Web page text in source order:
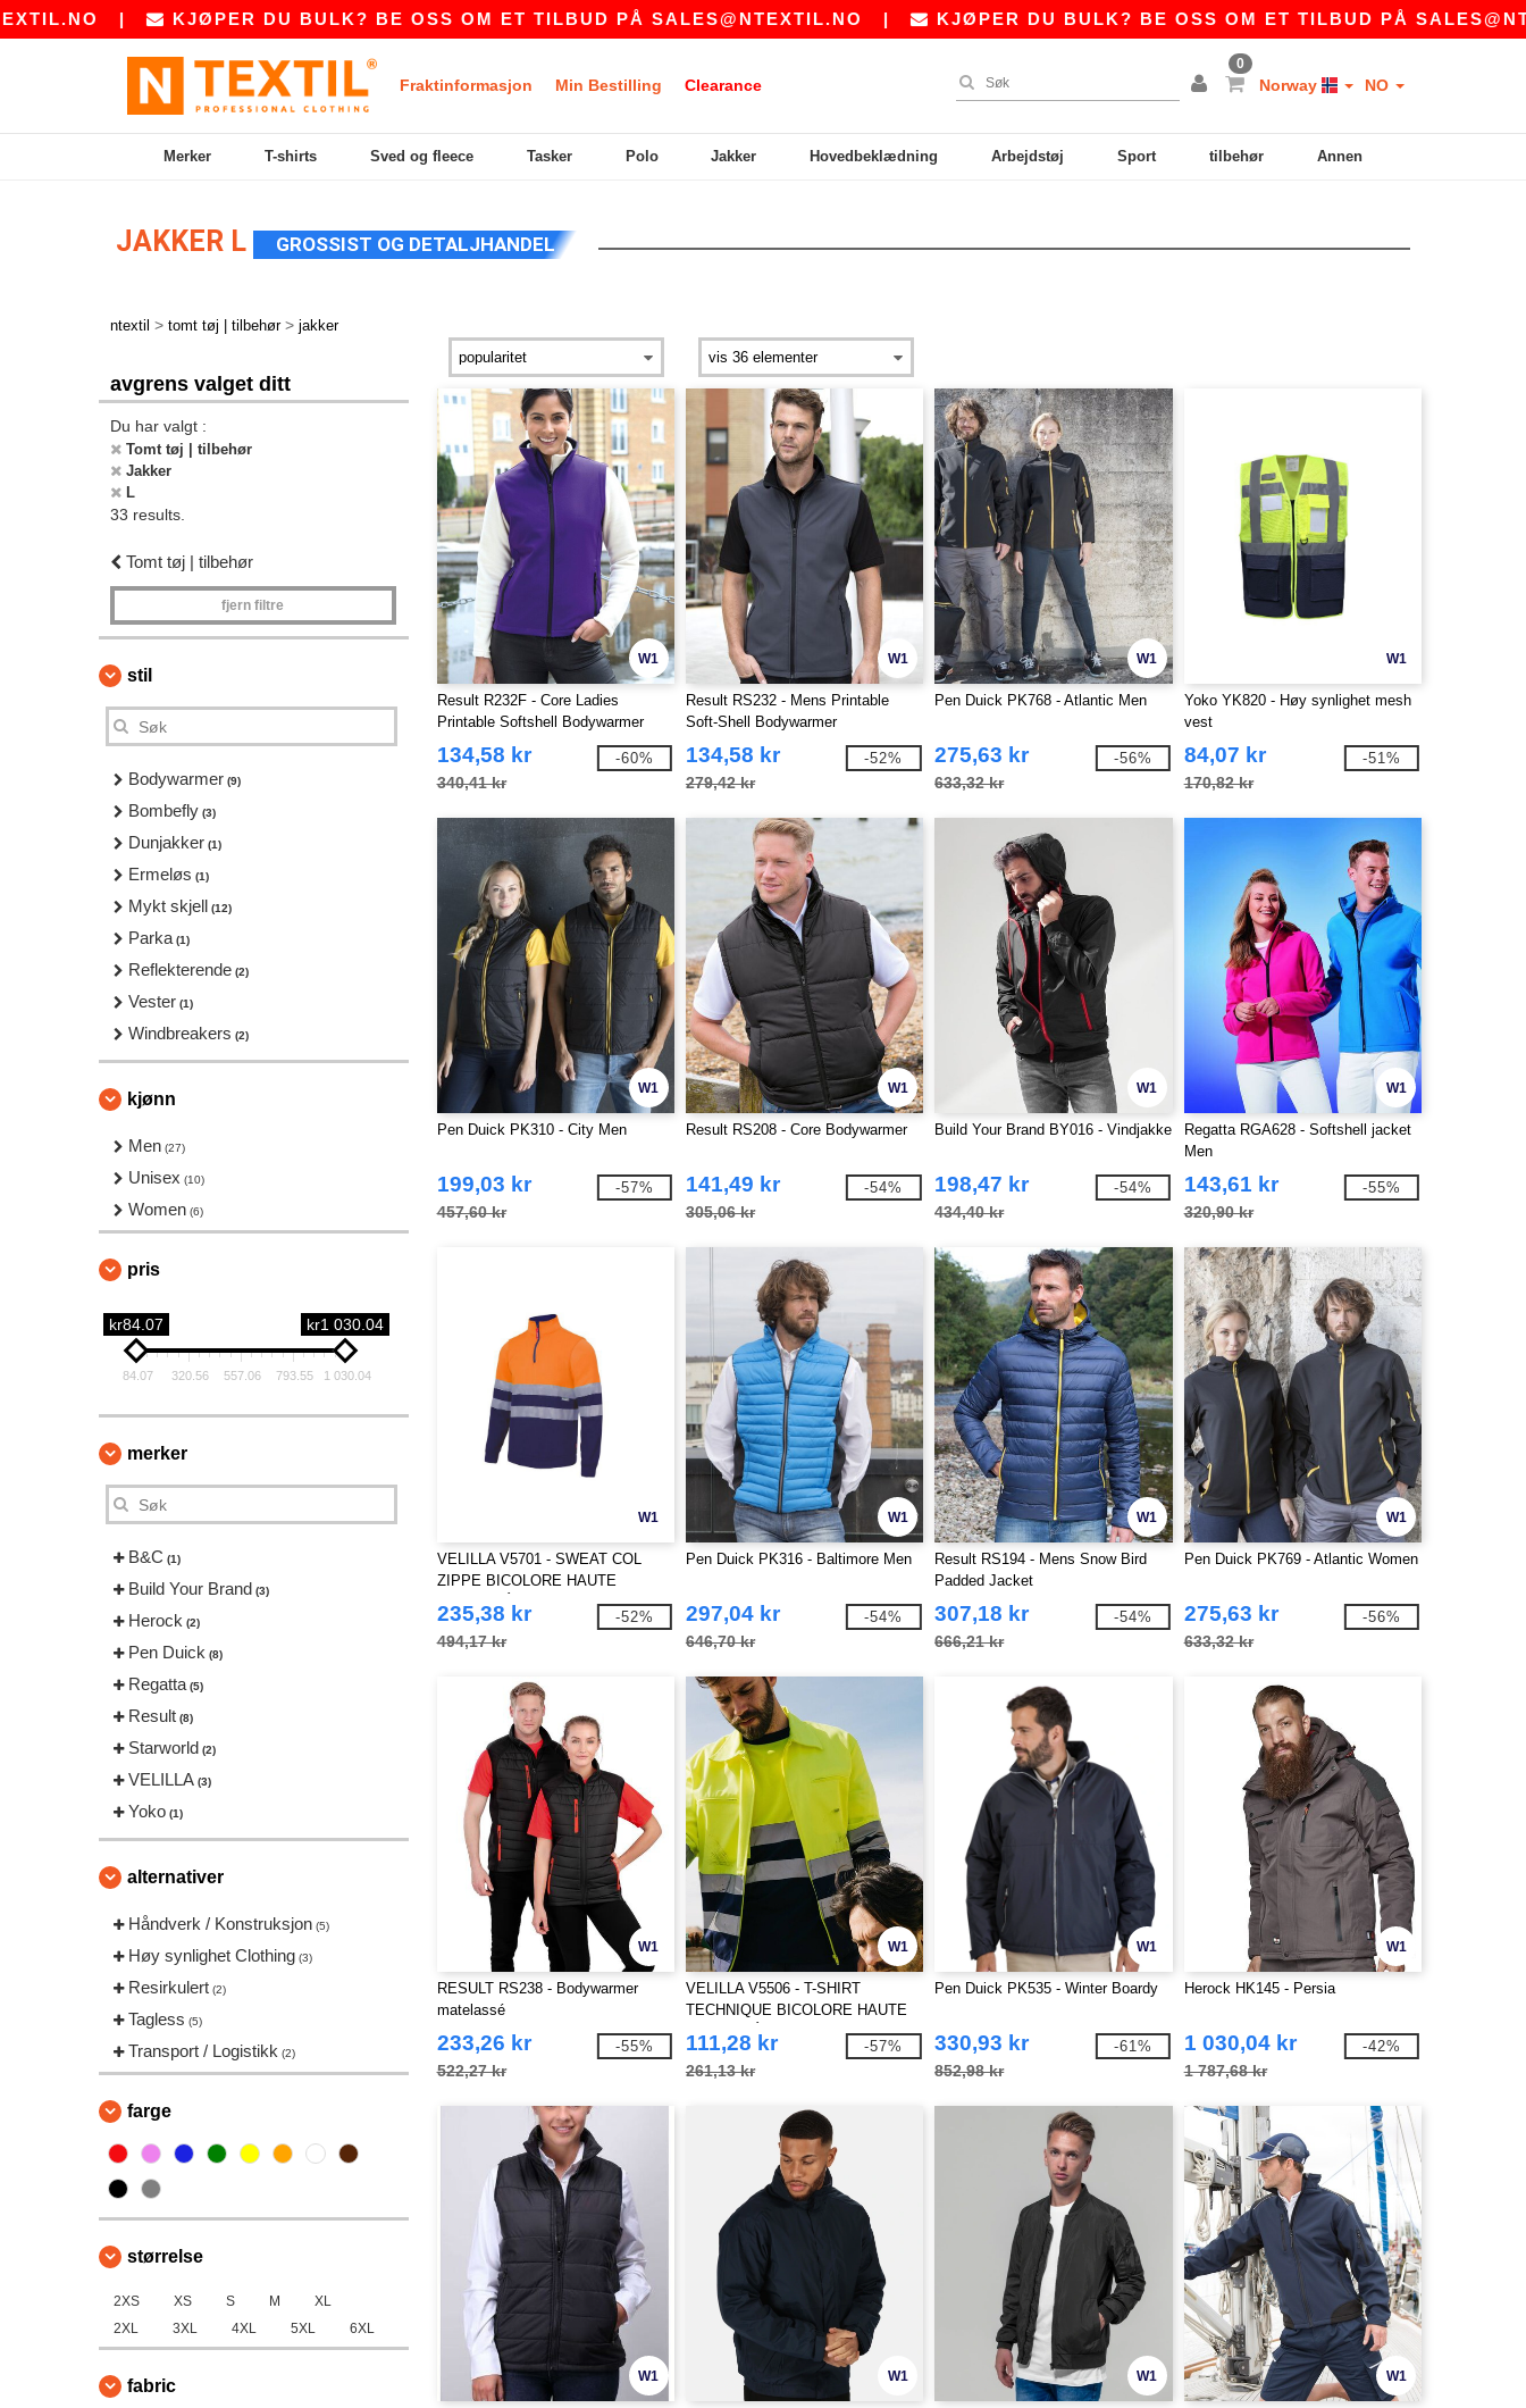
| KJØPER DU BULK? BE OSS OM ET TILBUD PÅSALES@NTEXTIL.NO| KJØPER DU BULK? BE OSS OM ET TILBUD PÅ
Fraktinformasjon Min Bestilling Clearance
0
Norway NO
Merker T-shirts Sved og fleece Tasker Polo Jakker Hovedbeklædning Arbejdstøj Sport tilbehør Annen
JAKKER L GROSSIST OG DETALJHANDEL
ntextil > tomt tøj | tilbehør > jakker
avgrens valget ditt
Du har valgt :
Tomt tøj | tilbehør
Jakker
L
33 results.
Tomt tøj | tilbehør
fjern filtre
stil
Bodywarmer (9)
Bombefly (3)
Dunjakker (1)
Ermeløs (1)
Mykt skjell (12)
Parka (1)
Reflekterende (2)
Vester (1)
Windbreakers (2)
kjønn
Men (27)
Unisex (10)
Women (6)
pris
kr84.07 kr1 030.04
84.07 320.56 557.06 793.55 1 030.04
merker
B&C (1)
Build Your Brand (3)
Herock (2)
Pen Duick (8)
Regatta (5)
Result (8)
Starworld (2)
VELILLA (3)
Yoko (1)
alternativer
Håndverk / Konstruksjon (5)
Høy synlighet Clothing (3)
Resirkulert (2)
Tagless (5)
Transport / Logistikk (2)
farge
størrelse
2XS XS S M
XL
2XL
3XL 4XL 5XL 6XL
fabric
W1
Result R232F - Core Ladies
Printable Softshell Bodywarmer
134,58 kr
340,41 kr
-60%
W1
Result RS232 - Mens Printable
Soft-Shell Bodywarmer
134,58 kr
279,42 kr
-52%
W1
Pen Duick PK768 - Atlantic Men
275,63 kr
633,32 kr
-56%
W1
Yoko YK820 - Høy synlighet mesh
vest
84,07 kr
170,82 kr
-51%
W1
Pen Duick PK310 - City Men
199,03 kr
457,60 kr
-57%
W1
Result RS208 - Core Bodywarmer
141,49 kr
305,06 kr
-54%
W1
Build Your Brand BY016 - Vindjakke
198,47 kr
434,40 kr
-54%
W1
Regatta RGA628 - Softshell jacket
Men
143,61 kr
320,90 kr
-55%
W1
VELILLA V5701 - SWEAT COL
ZIPPE BICOLORE HAUTE
VISIBILITÉ
235,38 kr
494,17 kr
-52%
W1
Pen Duick PK316 - Baltimore Men
297,04 kr
646,70 kr
-54%
W1
Result RS194 - Mens Snow Bird
Padded Jacket
307,18 kr
666,21 kr
-54%
W1
Pen Duick PK769 - Atlantic Women
275,63 kr
633,32 kr
-56%
W1
RESULT RS238 - Bodywarmer
matelassé
233,26 kr
522,27 kr
-55%
W1
VELILLA V5506 - T-SHIRT
TECHNIQUE BICOLORE HAUTE
VISIBILITÉ
111,28 kr
261,13 kr
-57%
W1
Pen Duick PK535 - Winter Boardy
330,93 kr
852,98 kr
-61%
W1
Herock HK145 - Persia
1 030,04 kr
1 787,68 kr
-42%
W1 W1 W1 W1